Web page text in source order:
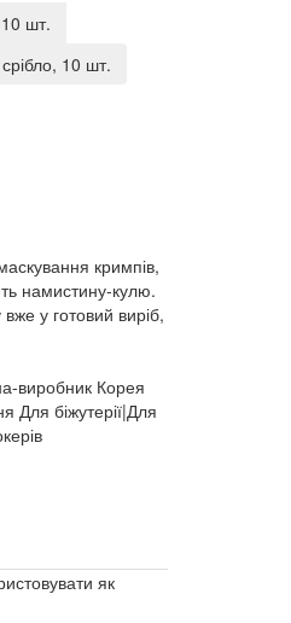
шт.
10 шт.
кримпів,
намистину-кулю.
у готовий виріб,
виробник Корея
Для біжутерії|Для
як